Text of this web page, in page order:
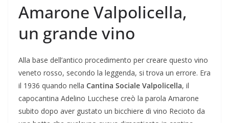
Amarone Valpolicella,
un grande vino
Alla base dell’antico procedimento per creare questo vino
veneto rosso, secondo la leggenda, si trova un errore. Era
il 1936 quando nella Cantina Sociale Valpolicella, il
capocantina Adelino Lucchese creò la parola Amarone
subito dopo aver gustato un bicchiere di vino Recioto da